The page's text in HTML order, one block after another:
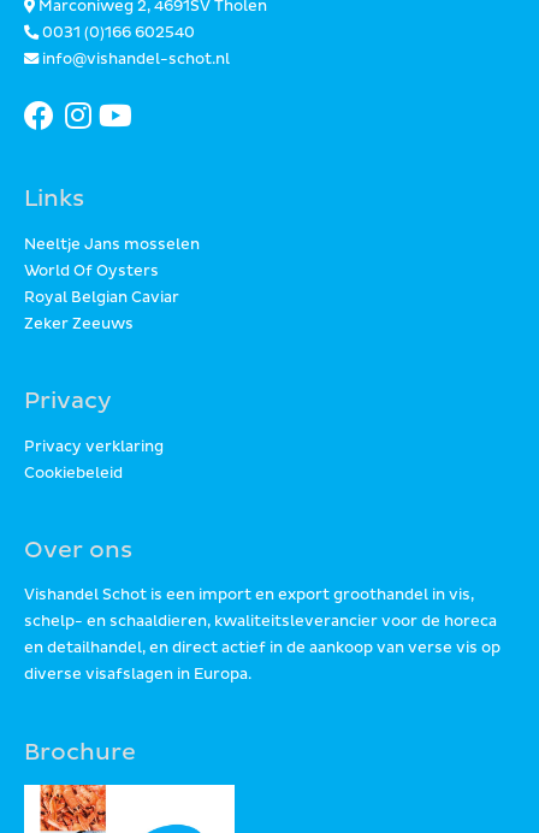
Marconiweg 2, 4691SV Tholen
0031 (0)166 602540
info@vishandel-schot.nl
Links
Neeltje Jans mosselen
World Of Oysters
Royal Belgian Caviar
Zeker Zeeuws
Privacy
Privacy verklaring
Cookiebeleid
Over ons
Vishandel Schot is een import en export groothandel in vis,
schelp- en schaaldieren, kwaliteitsleverancier voor de horeca
en detailhandel, en direct actief in de aankoop van verse vis op
diverse visafslagen in Europa.
Brochure